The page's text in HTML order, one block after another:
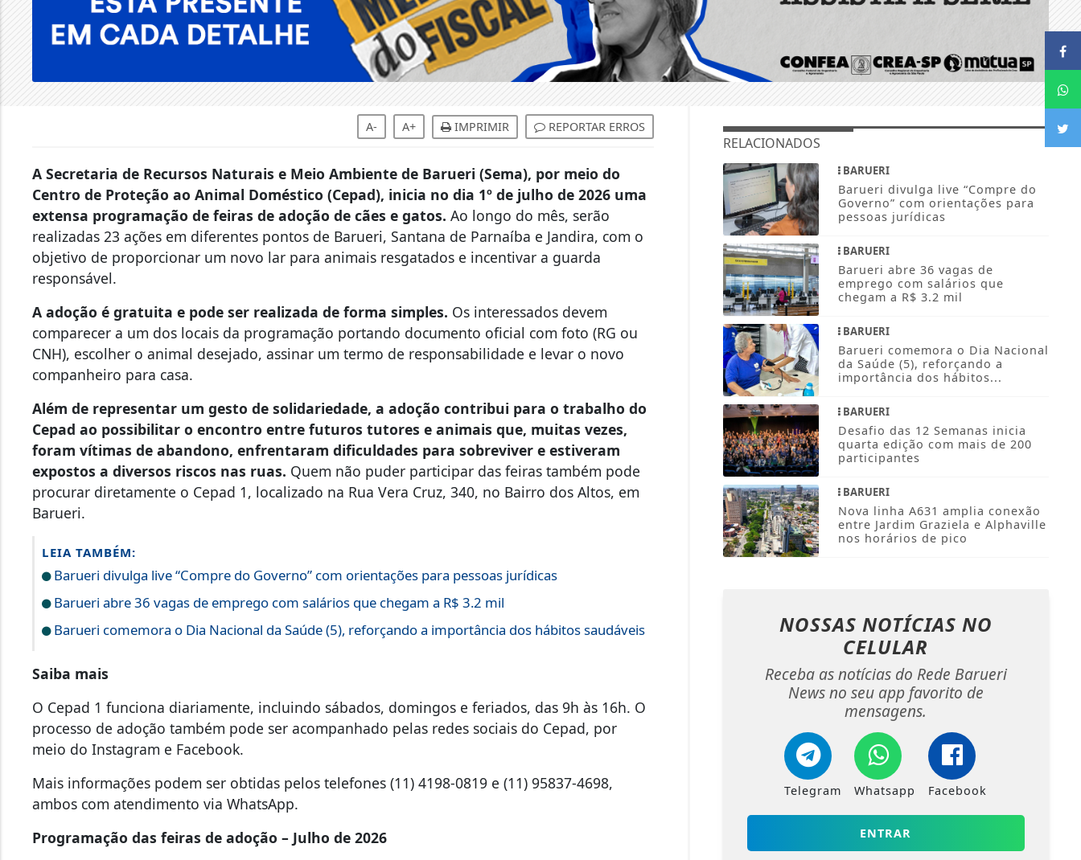
A- A+ IMPRIMIR REPORTAR ERROS
A Secretaria de Recursos Naturais e Meio Ambiente de Barueri (Sema), por meio do
Centro de Proteção ao Animal Doméstico (Cepad), inicia no dia 1º de julho de 2026 uma
extensa programação de feiras de adoção de cães e gatos. Ao longo do mês, serão
realizadas 23 ações em diferentes pontos de Barueri, Santana de Parnaíba e Jandira, com o
objetivo de proporcionar um novo lar para animais resgatados e incentivar a guarda
responsável.
A adoção é gratuita e pode ser realizada de forma simples. Os interessados devem
comparecer a um dos locais da programação portando documento oficial com foto (RG ou
CNH), escolher o animal desejado, assinar um termo de responsabilidade e levar o novo
companheiro para casa.
Além de representar um gesto de solidariedade, a adoção contribui para o trabalho do
Cepad ao possibilitar o encontro entre futuros tutores e animais que, muitas vezes,
foram vítimas de abandono, enfrentaram dificuldades para sobreviver e estiveram
expostos a diversos riscos nas ruas. Quem não puder participar das feiras também pode
procurar diretamente o Cepad 1, localizado na Rua Vera Cruz, 340, no Bairro dos Altos, em
Barueri.
LEIA TAMBÉM:
Barueri divulga live “Compre do Governo” com orientações para pessoas jurídicas
Barueri abre 36 vagas de emprego com salários que chegam a R$ 3.2 mil
Barueri comemora o Dia Nacional da Saúde (5), reforçando a importância dos hábitos saudáveis
Saiba mais
O Cepad 1 funciona diariamente, incluindo sábados, domingos e feriados, das 9h às 16h. O
processo de adoção também pode ser acompanhado pelas redes sociais do Cepad, por
meio do Instagram e Facebook.
Mais informações podem ser obtidas pelos telefones (11) 4198-0819 e (11) 95837-4698,
ambos com atendimento via WhatsApp.
Programação das feiras de adoção – Julho de 2026
RELACIONADOS
BARUERI
Barueri divulga live “Compre do
Governo” com orientações para
pessoas jurídicas
BARUERI
Barueri abre 36 vagas de
emprego com salários que
chegam a R$ 3.2 mil
BARUERI
Barueri comemora o Dia Nacional
da Saúde (5), reforçando a
importância dos hábitos...
BARUERI
Desafio das 12 Semanas inicia
quarta edição com mais de 200
participantes
BARUERI
Nova linha A631 amplia conexão
entre Jardim Graziela e Alphaville
nos horários de pico
NOSSAS NOTÍCIAS NO
CELULAR
Receba as notícias do Rede Barueri
News no seu app favorito de
mensagens.
Telegram Whatsapp Facebook
ENTRAR